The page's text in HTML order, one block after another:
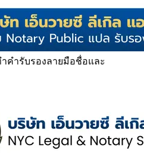
คำรับรองลายมือชื่อและ